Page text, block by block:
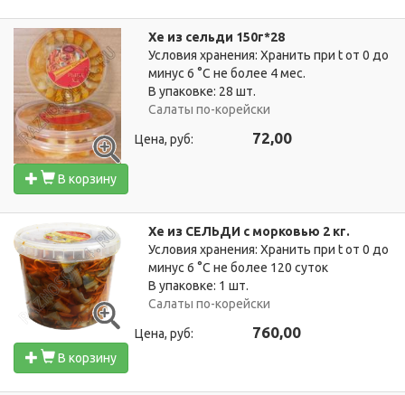
Хе из сельди 150г*28
Условия хранения: Хранить при t от 0 до
минус 6 °C не более 4 мес.
В упаковке: 28 шт.
Салаты по-корейски
Цена, руб: 72,00
В корзину
Хе из СЕЛЬДИ с морковью 2 кг.
Условия хранения: Хранить при t от 0 до
минус 6 °C не более 120 суток
В упаковке: 1 шт.
Салаты по-корейски
Цена, руб: 760,00
В корзину